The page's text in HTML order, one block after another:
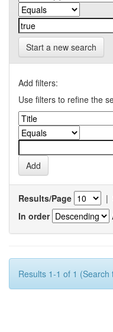
Start a new search
Add filters:
Use filters to refine the
Results/Page |
In order
Results 1-1 of 1